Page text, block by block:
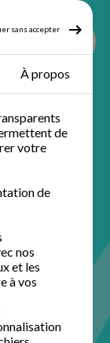
sans accepter
À propos
de
votre
de
nos
et les
à vos
à